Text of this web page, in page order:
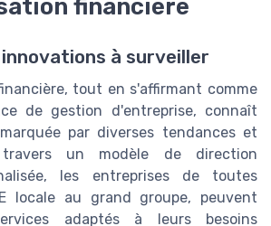
financière
à surveiller
tout en s'affirmant comme
de gestion d'entreprise, connaît
par diverses tendances et
un modèle de direction
les entreprises de toutes
locale au grand groupe, peuvent
adaptés à leurs besoins